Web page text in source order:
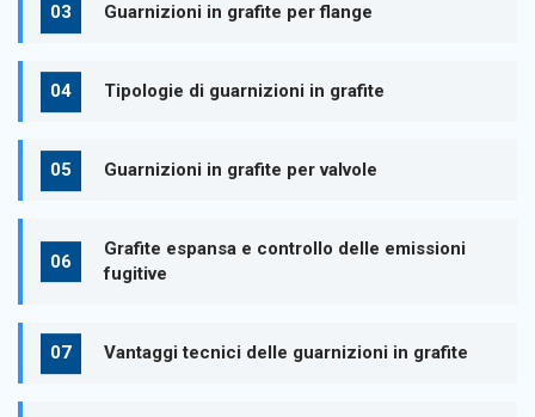
Guarnizioni in grafite per flange
Tipologie di guarnizioni in grafite
Guarnizioni in grafite per valvole
Grafite espansa e controllo delle emissioni
fugitive
Vantaggi tecnici delle guarnizioni in grafite